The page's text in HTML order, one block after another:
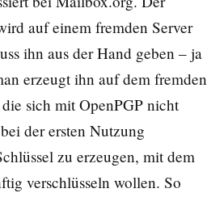
auf einem fremden Server
ihn aus der Hand geben – ja
erzeugt ihn auf dem fremden
sich mit OpenPGP nicht
der ersten Nutzung
zu erzeugen, mit dem
verschlüsseln wollen. So